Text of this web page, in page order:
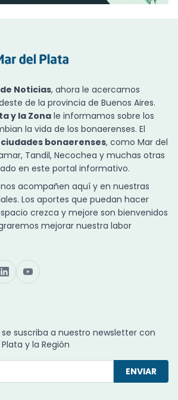
Noticias, ahora le acercamos
de la provincia de Buenos Aires.
y la Zona le informamos sobre los
la vida de los bonaerenses. El
bonaerenses, como Mar del
Tandil, Necochea y muchas otras
en este portal informativo.
acompañen aquí y en nuestras
Los aportes que puedan hacer
crezca y mejore son bienvenidos
mejorar nuestra labor
suscriba a nuestro newsletter con
y la Región
ENVIAR